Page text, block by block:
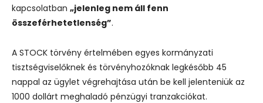
kapcsolatban „jelenleg nem áll fenn
összeférhetetlenség”.
A STOCK törvény értelmében egyes kormányzati
tisztségviselőknek és törvényhozóknak legkésőbb 45
nappal az ügylet végrehajtása után be kell jelenteniük az
1000 dollárt meghaladó pénzügyi tranzakciókat.